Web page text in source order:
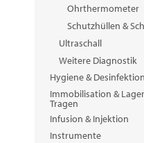
Ohrthermometer
Schutzhüllen &
Ultraschall
Weitere Diagnostik
Hygiene & Desinfektion
Immobilisation &
Tragen
Infusion & Injektion
Instrumente